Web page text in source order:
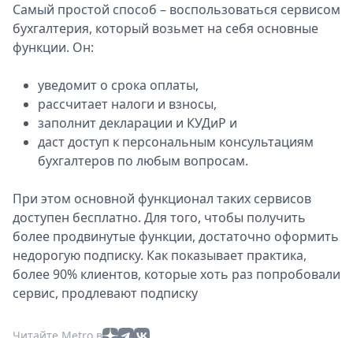
Самый простой способ – воспользоваться сервисом
бухгалтерия, который возьмет на себя основные
функции. Он:
уведомит о срока оплаты,
рассчитает налоги и взносы,
заполнит декларации и КУДиР и
даст доступ к персональным консультациям
бухгалтеров по любым вопросам.
При этом основной функционал таких сервисов
доступен бесплатно. Для того, чтобы получить
более продвинутые функции, достаточно оформить
недорогую подписку. Как показывает практика,
более 90% клиентов, которые хоть раз попробовали
сервис, продлевают подписку